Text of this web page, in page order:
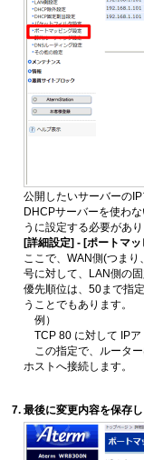
公開したいサーバーの
DHCPサーバーを使わ
うに設定する必要があり
[詳細設定] - [ポートマッ
ここで、WAN側(つま
号に対して、LAN側の
優先順位は、50まで指
うことでもあります。
例）
TCP 80 に対して IPア
この指定で、ルータ
ホストへ接続します。
最後に変更内容を保存し